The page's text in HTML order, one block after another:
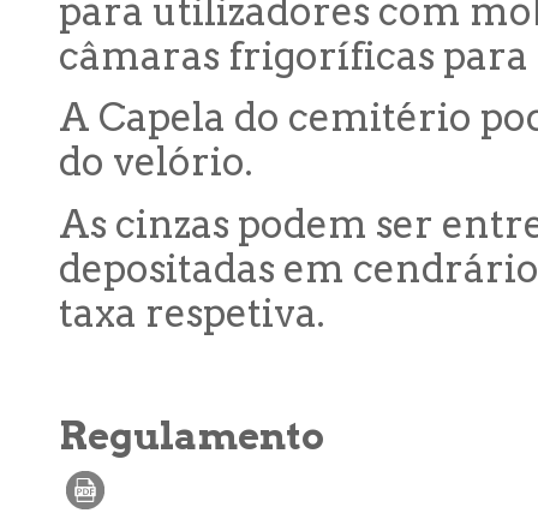
para utilizadores com
câmaras frigoríficas para
A Capela do cemitério
do velório.
As cinzas podem ser
depositadas em
taxa respetiva.
Regulamento